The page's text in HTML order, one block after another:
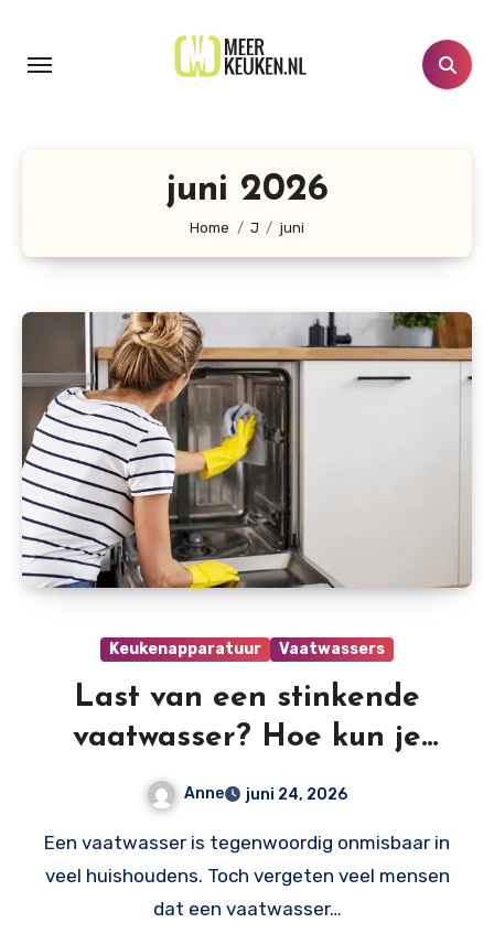
inhoud
juni 2026
Home J juni
Keukenapparatuur Vaatwassers
Last van een stinkende
vaatwasser? Hoe kun je
het beste je vaatwasser
schoonmaken?
Anne juni 24, 2026
Een vaatwasser is tegenwoordig onmisbaar in
veel huishoudens. Toch vergeten veel mensen
dat een vaatwasser…